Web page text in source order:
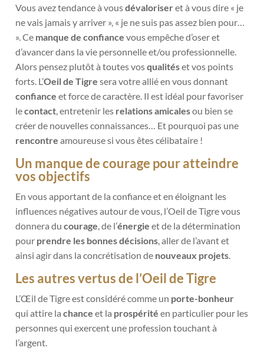
Vous avez tendance à vousdévaloriseret à vous dire « je
ne vais jamais y arriver », « je ne suis pas assez bien pour…
». Ce manque de confiance vous empêche d’oser et
d’avancer dans la vie personnelle et/ou professionnelle.
Alors pensez plutôt à toutes vosqualitéset vos points
forts. L’Oeil de Tigresera votre allié en vous donnant
confianceet force de caractère. Il est idéal pour favoriser
lecontact, entretenir les relations amicalesou bien se
créer de nouvelles connaissances… Et pourquoi pas une
rencontre amoureuse si vous êtes célibataire !
Un manque de courage pour atteindre
vos objectifs
En vous apportant de la confiance et en éloignant les
influences négatives autour de vous, l’Oeil de Tigre vous
donnera ducourage, de l’énergie et de la détermination
pour prendre les bonnes décisions, aller de l’avant et
ainsi agir dans la concrétisation de nouveaux projets.
Les autres vertus de l’Oeil de Tigre
L’Œil de Tigre est considéré comme un porte-bonheur
qui attire lachance et la prospérité en particulier pour les
personnes qui exercent une profession touchant à
l’argent.